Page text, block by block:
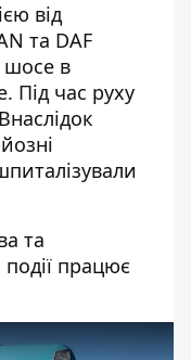
від
та DAF
шосе в
Під час руху
та
працює